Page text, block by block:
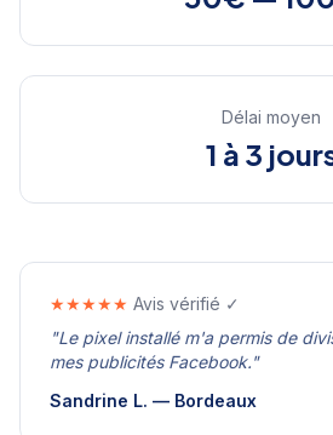
Délai moyen
1 à 3
★★★★★ Avis vérifié ✓
"Le pixel installé m'a permis de
mes publicités Facebook."
Sandrine L. — Bordeaux